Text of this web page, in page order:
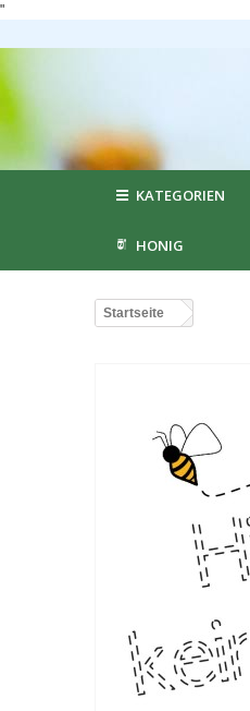
"
KATEGORIEN
HONIG
Startseite